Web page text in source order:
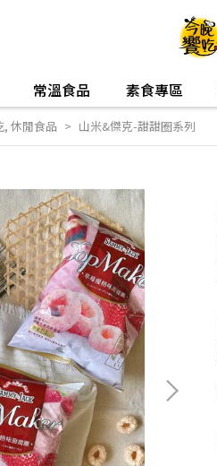
常溫食品 素食專區
, 休閒食品 山米&傑克-甜甜圈系列